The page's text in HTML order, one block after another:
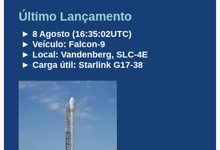
Último Lançamento
► 8 Agosto (16:35:02UTC)
► Veículo: Falcon-9
► Local: Vandenberg, SLC-4E
► Carga útil: Starlink G17-38